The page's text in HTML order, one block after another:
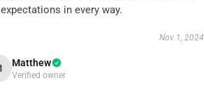
in every way.
Nov 1, 2024
Matthew
Verified owner